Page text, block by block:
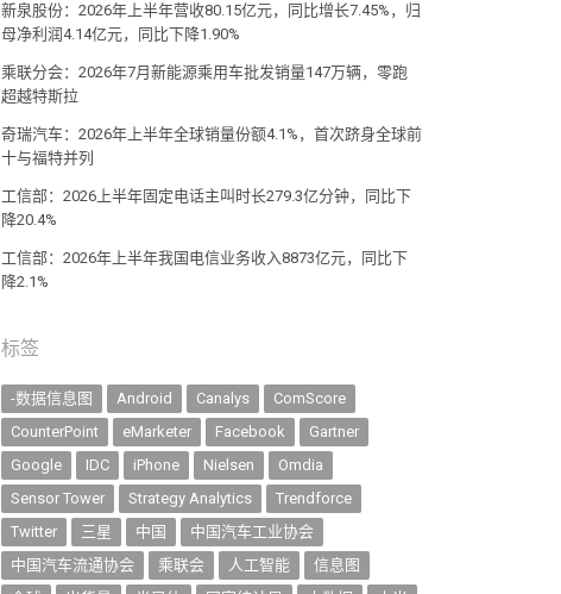
新泉股份：2026年上半年营收80.15亿元，同比增长7.45%，归
母净利润4.14亿元，同比下降1.90%
乘联分会：2026年7月新能源乘用车批发销量147万辆，零跑
超越特斯拉
奇瑞汽车：2026年上半年全球销量份额4.1%，首次跻身全球前
十与福特并列
工信部：2026上半年固定电话主叫时长279.3亿分钟，同比下
降20.4%
工信部：2026年上半年我国电信业务收入8873亿元，同比下
降2.1%
标签
-数据信息图 Android Canalys
ComScore
CounterPoint
eMarketer Facebook
Gartner
Google
IDC iPhone Nielsen
Omdia
Sensor Tower
Strategy Analytics
Trendforce
Twitter
三星 中国
中国汽车工业协会
中国汽车流通协会
乘联会 人工智能
信息图